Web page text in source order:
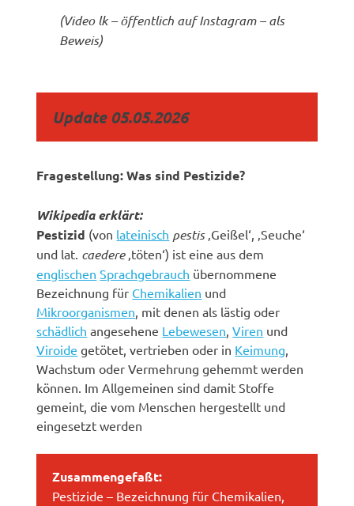
(Video lk – öffentlich auf Instagram – als
Beweis)
Update 05.05.2026
Fragestellung: Was sind Pestizide?
Wikipedia erklärt:
Pestizid (von lateinisch pestis‚Geißel‘, ‚Seuche‘
und lat. caedere‚töten‘) ist eine aus dem
englischen Sprachgebrauch übernommene
Bezeichnung für Chemikalien und
Mikroorganismen, mit denen als lästig oder
schädlich angesehene Lebewesen,Viren und
Viroide getötet, vertrieben oder in Keimung,
Wachstum oder Vermehrung gehemmt werden
können. Im Allgemeinen sind damit Stoffe
gemeint, die vom Menschen hergestellt und
eingesetzt werden
Zusammengefaßt:
Pestizide – Bezeichnung für Chemikalien,